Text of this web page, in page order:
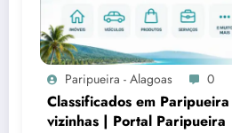
Paripueira - Alagoas 0
Classificados em
vizinhas | Portal Paripueira